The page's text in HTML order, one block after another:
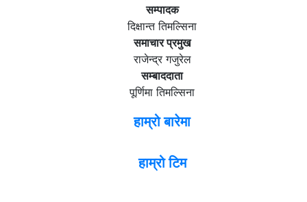
सम्पादक
दिक्षान्त तिमल्सिना
समाचार प्रमुख
राजेन्द्र गजुरेल
सम्बाददाता
पूर्णिमा तिमल्सिना
हाम्रो बारेमा
हाम्रो टिम